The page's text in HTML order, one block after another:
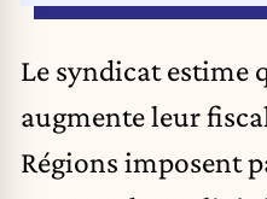
Le syndicat estime
augmente leur
Régions imposent